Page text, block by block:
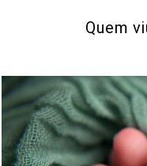
Quem